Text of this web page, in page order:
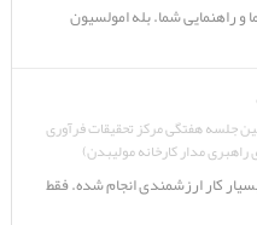
و راهنمایی شما. بله امولسیون
جلسه هفتگی مرکز تحقیقات فرآوری
مدار کارخانه مولیبدن)
کار ارزشمندی انجام شده. فقط